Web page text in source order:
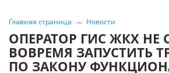
Главная страница Новости
ОПЕРАТОР ГИС ЖКХ НЕ
ВОВРЕМЯ ЗАПУСТИТЬ
ПО ЗАКОНУ